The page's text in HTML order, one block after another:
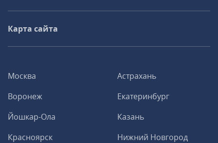
Москва
Астрахань
Воронеж
Екатеринбург
Йошкар-Ола
Казань
Красноярск
Нижний Новгород
Карта сайта